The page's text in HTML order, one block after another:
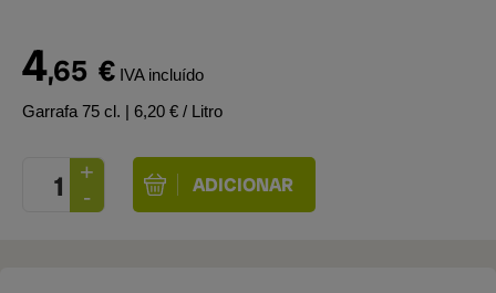
4,65 € IVA incluído
Garrafa 75 cl. | 6,20 € / Litro